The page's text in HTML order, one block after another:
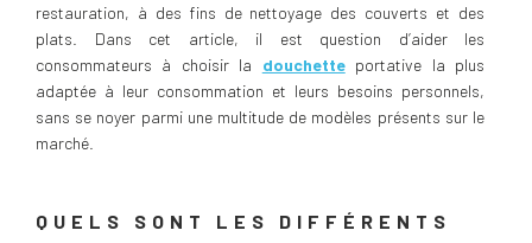
restauration, à des fins de nettoyage des couverts et des
plats. Dans cet article, il est question d’aider les
consommateurs à choisir la douchetteportative la plus
adaptée à leur consommation et leurs besoins personnels,
sans se noyer parmi une multitude de modèles présents sur le
marché.
QUELS SONT LES DIFFÉRENTS